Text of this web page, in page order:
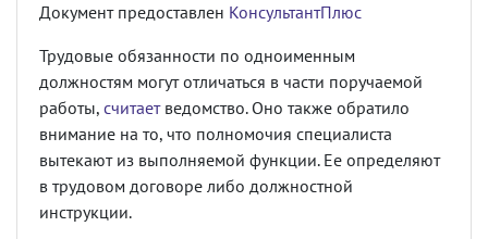
Документ предоставлен КонсультантПлюс
Трудовые обязанности по одноименным
должностям могут отличаться в части поручаемой
работы, считаетведомство. Оно также обратило
внимание на то, что полномочия специалиста
вытекают из выполняемой функции. Ее определяют
в трудовом договоре либо должностной
инструкции.